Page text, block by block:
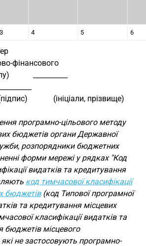
3 4 5 6
фінансового
__________
(підпис)             (ініціали, прізвище)
програмно-цільового методу
бюджетів органи Державної
розпорядники бюджетних
форми мережі у рядках "Код
видатків та кредитування
код тимчасової класифікації
бюджетів(код Типової програмної
та кредитування місцевих
класифікації видатків та
бюджетів місцевого
не застосовують програмно-